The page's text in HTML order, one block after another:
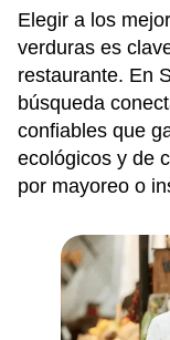
Elegir a los
verduras es
restaurante. En
búsqueda
confiables que
ecológicos y de
por mayoreo o